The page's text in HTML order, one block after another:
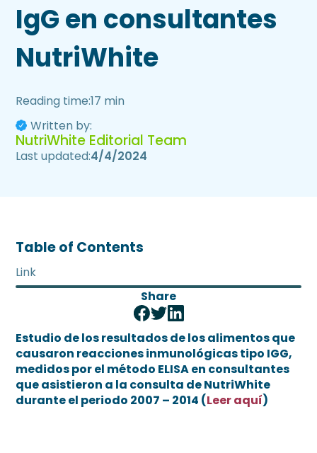
IgG en consultantes
NutriWhite
Reading time:17 min
Written by:
NutriWhite Editorial Team
Last updated:4/4/2024
Table of Contents
Link
Share
Estudio de los resultados de los alimentos que
causaron reacciones inmunológicas tipo IGG,
medidos por el método ELISA en consultantes
que asistieron a la consulta de NutriWhite
durante el periodo 2007 – 2014 (Leer aquí)